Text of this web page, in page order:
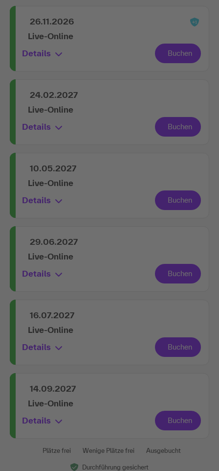
26.11.2026
Live-Online
Details
24.02.2027
Live-Online
Details
10.05.2027
Live-Online
Details
29.06.2027
Live-Online
Details
16.07.2027
Live-Online
Details
14.09.2027
Live-Online
Details
Plätze frei Wenige Plätze frei Ausgebucht
Durchführung gesichert